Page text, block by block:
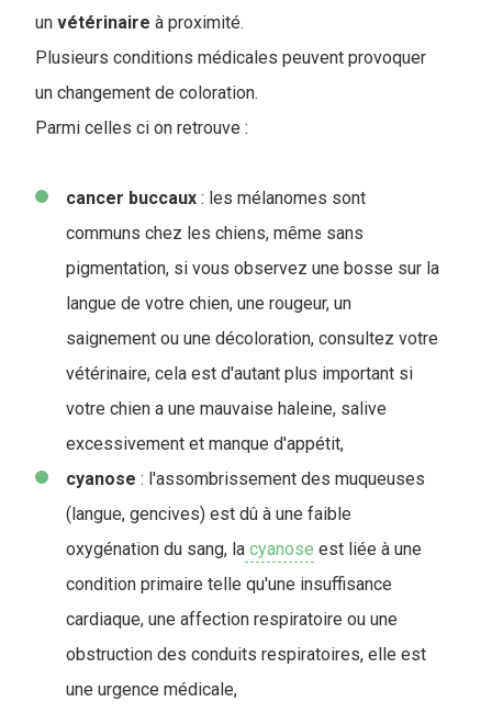
un vétérinaire à proximité.
Plusieurs conditions médicales peuvent provoquer
un changement de coloration.
Parmi celles ci on retrouve :
cancer buccaux : les mélanomes sont
communs chez les chiens, même sans
pigmentation, si vous observez une bosse sur la
langue de votre chien, une rougeur, un
saignement ou une décoloration, consultez votre
vétérinaire, cela est d'autant plus important si
votre chien a une mauvaise haleine, salive
excessivement et manque d'appétit,
cyanose : l'assombrissement des muqueuses
(langue, gencives) est dû à une faible
oxygénation du sang, la cyanose est liée à une
condition primaire telle qu'une insuffisance
cardiaque, une affection respiratoire ou une
obstruction des conduits respiratoires, elle est
une urgence médicale,